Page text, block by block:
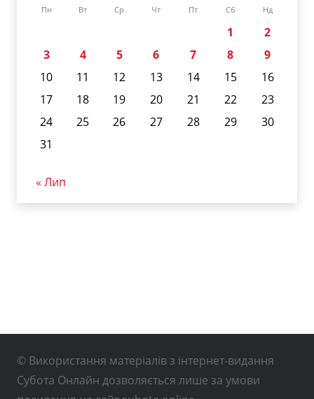
Пн Вт Ср Чт Пт Сб Нд
1
2
3
4 5 6 7 8
9
10
11 12 13 14 15
16
17
18 19 20 21 22
23
24
25 26 27 28 29
30
31
« Лип
© Використання матеріалів з інтернет-видання
Субота Онлайн дозволяється лише за умови